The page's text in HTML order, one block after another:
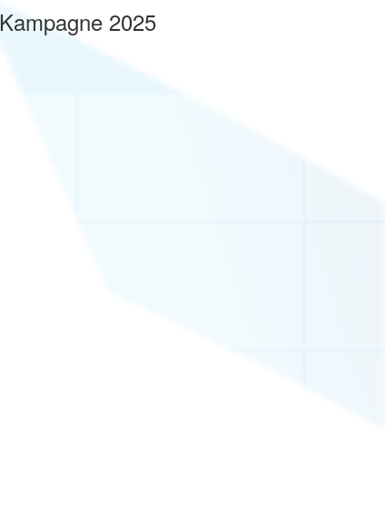
Kampagne 2025